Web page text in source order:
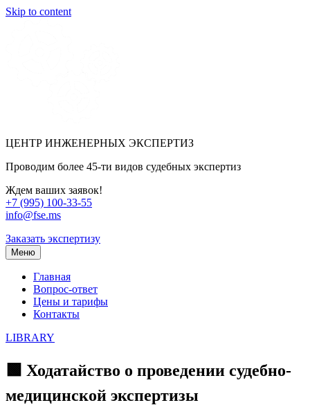
Skip to content
ЦЕНТР ИНЖЕНЕРНЫХ ЭКСПЕРТИЗ
Проводим более 45-ти видов судебных экспертиз
Ждем ваших заявок!
+7 (995) 100-33-55
info@fse.ms
Заказать экспертизу
Меню
Главная
Вопрос-ответ
Цены и тарифы
Контакты
LIBRARY
🟩 Ходатайство о проведении судебно-
медицинской экспертизы